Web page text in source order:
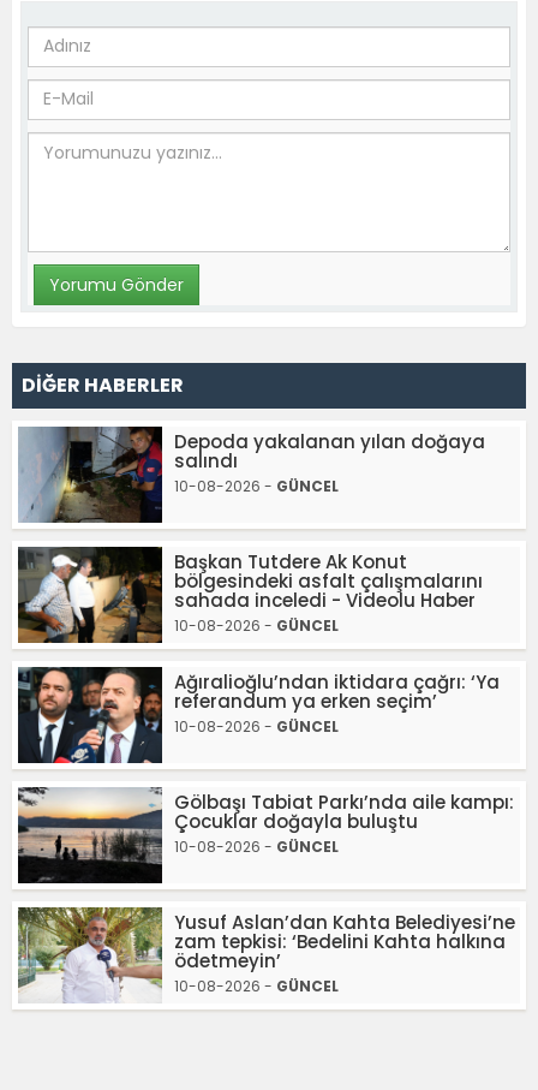
DİĞER HABERLER
Depoda yakalanan yılan doğaya
salındı
10-08-2026 - GÜNCEL
Başkan Tutdere Ak Konut
bölgesindeki asfalt çalışmalarını
sahada inceledi - Videolu Haber
10-08-2026 - GÜNCEL
Ağıralioğlu’ndan iktidara çağrı: ‘Ya
referandum ya erken seçim’
10-08-2026 - GÜNCEL
Gölbaşı Tabiat Parkı’nda aile kampı:
Çocuklar doğayla buluştu
10-08-2026 - GÜNCEL
Yusuf Aslan’dan Kahta Belediyesi’ne
zam tepkisi: ‘Bedelini Kahta halkına
ödetmeyin’
10-08-2026 - GÜNCEL